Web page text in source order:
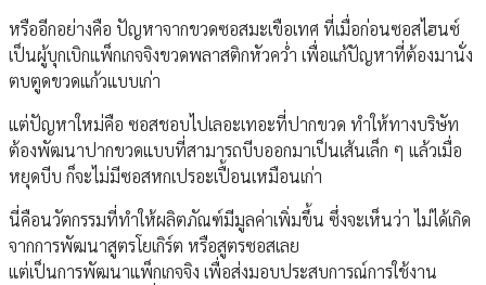
หรืออีกอย่างคือ ปัญหาจากขวดซอสมะเขือเทศ ที่เมื่อก่อนซอสไฮนซ์
เป็นผู้บุกเบิกแพ็กเกจจิงขวดพลาสติกหัวคว่ำ เพื่อแก้ปัญหาที่ต้องมานั่ง
ตบตูดขวดแก้วแบบเก่า
แต่ปัญหาใหม่คือ ซอสชอบไปเลอะเทอะที่ปากขวด ทำให้ทางบริษัท
ต้องพัฒนาปากขวดแบบที่สามารถบีบออกมาเป็นเส้นเล็ก ๆ แล้วเมื่อ
หยุดบีบ ก็จะไม่มีซอสหกเปรอะเปื้อนเหมือนเก่า
นี่คือนวัตกรรมที่ทำให้ผลิตภัณฑ์มีมูลค่าเพิ่มขึ้น ซึ่งจะเห็นว่า ไม่ได้เกิด
จากการพัฒนาสูตรโยเกิร์ต หรือสูตรซอสเลย
แต่เป็นการพัฒนาแพ็กเกจจิง เพื่อส่งมอบประสบการณ์การใช้งาน